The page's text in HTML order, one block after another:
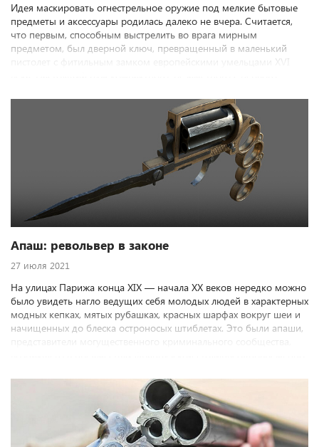
Идея маскировать огнестрельное оружие под мелкие бытовые
предметы и аксессуары родилась далеко не вчера. Считается,
что первым, способным выстрелить во врага мирным
предметом, был дверной ключ, превращенный в маленький
пистолет с фитильным замком европейскими умельцами XVI
позапрошлое столетие, когда как грибы после дождя стали
появляться стреляющие трости, часы, портсигары и тому
подобные смертоносные диковинки. В середине XIX века настал
Апаш: револьвер в законе
27 июля 2021
На улицах Парижа конца XIX — начала ХХ веков нередко можно
было увидеть нагло ведущих себя молодых людей в характерных
модных кепках, мятых рубашках, красных шарфах вокруг шеи и
начищенных до блеска остроносых штиблетах. Это были апаши,
название парижские гопники позаимствовали из